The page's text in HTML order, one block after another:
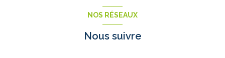
NOS RÉSEAUX
Nous suivre